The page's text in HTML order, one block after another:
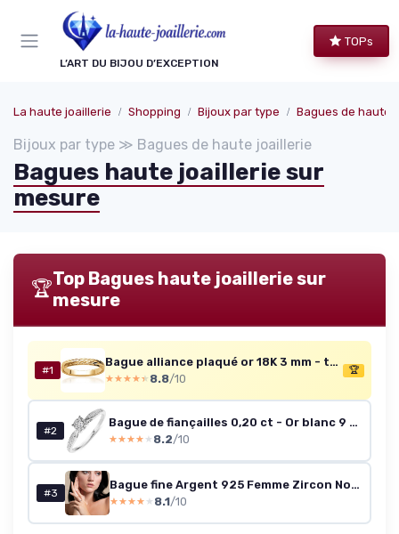
L’ART DU BIJOU D’EXCEPTION
TOPs
La haute joaillerie Shopping Bijoux par type Bagues de haute
Bijoux par type ≫ Bagues de haute joaillerie
Bagues haute joaillerie sur
mesure
🏆Top Bagues haute joaillerie sur
mesure
#1
Bague alliance plaqué or 18K 3 mm - taille 58
★★★★★
★★★★★ 8.8/10
🏆
#2
Bague de fiançailles 0,20 ct - Or blanc 9 ct (56 brillants)
★★★★★
★★★★★ 8.2/10
#3
Bague fine Argent 925 Femme Zircon Noir Taille 59
★★★★★
★★★★★ 8.1/10
Panneau de gestion des cookies